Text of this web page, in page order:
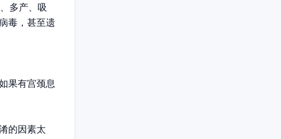
多产、吸
毒，甚至遗
果有宫颈息
的因素太